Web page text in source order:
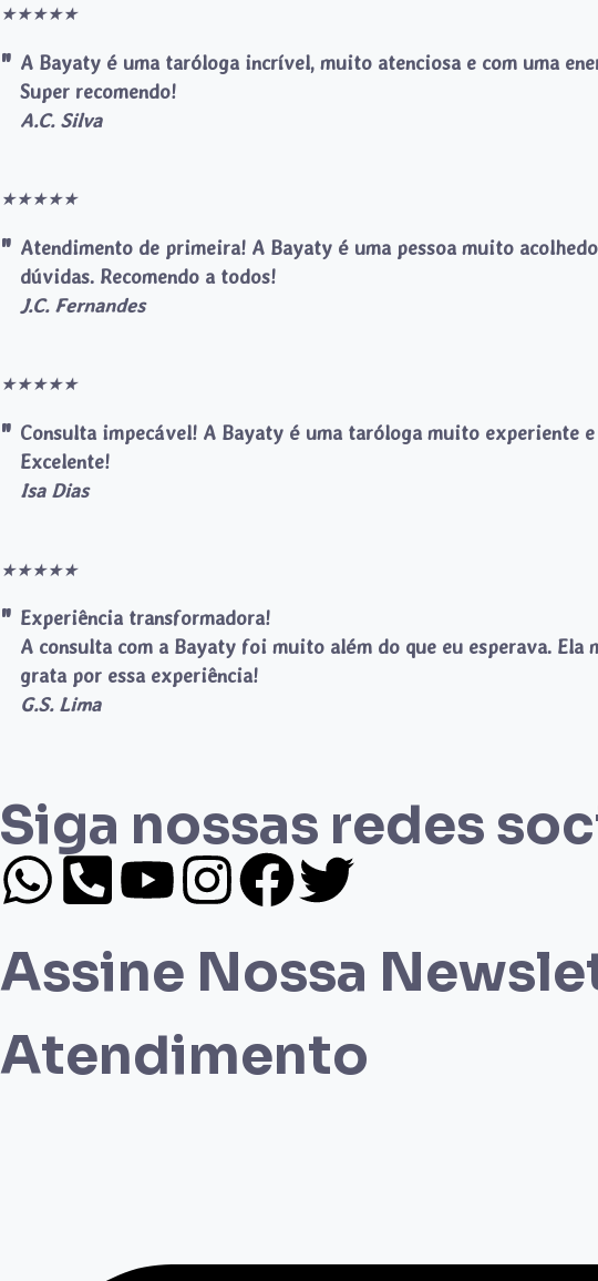
★★★★★
A Bayaty é uma taróloga incrível, muito atenciosa e com uma
Super recomendo!
A.C. Silva
★★★★★
Atendimento de primeira! A Bayaty é uma pessoa muito
dúvidas. Recomendo a todos!
J.C. Fernandes
★★★★★
Consulta impecável! A Bayaty é uma taróloga muito experiente
Excelente!
Isa Dias
★★★★★
Experiência transformadora!
A consulta com a Bayaty foi muito além do que eu esperava.
grata por essa experiência!
G.S. Lima
Siga nossas redes
Assine Nossa
Atendimento